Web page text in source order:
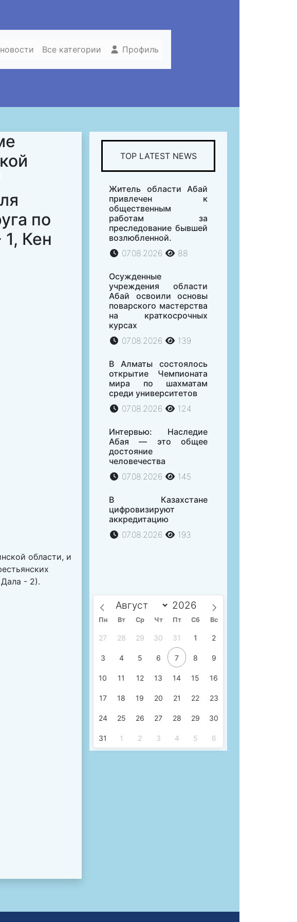
Все категории Профиль
по
Кен
области, и
- 2).
TOP LATEST NEWS
Житель области Абай
привлечен к
общественным
работам за
преследование бывшей
возлюбленной.
07.08.2026
88
Осужденные
учреждения области
Абай освоили основы
поварского мастерства
на краткосрочных
курсах
07.08.2026
139
В Алматы состоялось
открытие Чемпионата
мира по шахматам
среди университетов
07.08.2026
124
Интервью: Наследие
Абая — это общее
достояние
человечества
07.08.2026
145
В Казахстане
цифровизируют
аккредитацию
07.08.2026
193
Пн Вт Ср Чт Пт Сб Вс
27 28 29 30 31 1 2
3 4 5 6 7 8 9
10 11 12 13 14 15 16
17 18 19 20 21 22 23
24 25 26 27 28 29 30
31 1 2 3 4 5 6